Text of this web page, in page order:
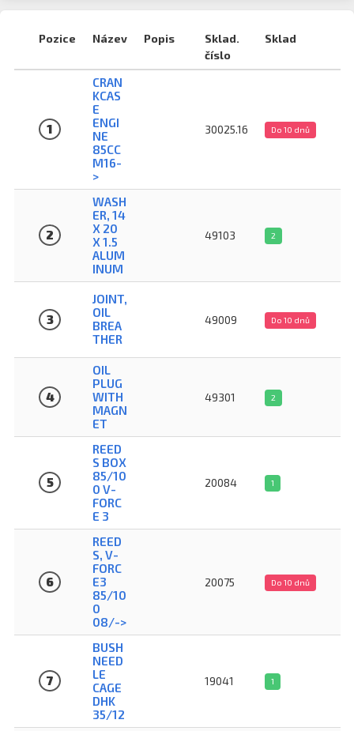
Pozice Název Popis
Sklad.
číslo
Sklad
1
CRAN
KCAS
E
ENGI
NE
85CC
M16-
>
30025.16 Do 10 dnů
2
WASH
ER, 14
X 20
X 1.5
ALUM
INUM
49103 2
3
JOINT,
OIL
BREA
THER
49009 Do 10 dnů
4
OIL
PLUG
WITH
MAGN
ET
49301 2
5
REED
S BOX
85/10
0 V-
FORC
E 3
20084 1
6
REED
S, V-
FORC
E3
85/10
0
08/->
20075 Do 10 dnů
7
BUSH
NEED
LE
CAGE
DHK
35/12
19041 1